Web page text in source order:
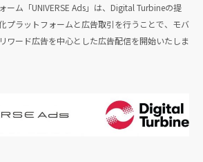
ーム「UNIVERSE Ads」は、Digital Turbineの提
プラットフォームと広告取引を行うことで、モバ
ワード広告を中心とした広告配信を開始いたしま